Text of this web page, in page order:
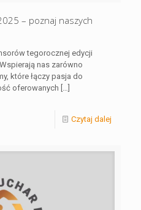
– poznaj naszych
tegorocznej edycji
nas zarówno
które łączy pasja do
oferowanych
Czytaj dalej